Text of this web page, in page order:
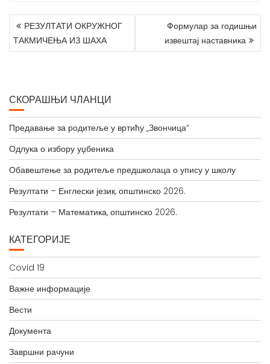
КРЕТАЊЕ
ЧЛАНКА
РЕЗУЛТАТИ ОКРУЖНОГ
ТАКМИЧЕЊА ИЗ ШАХА
Формулар за годишњи
извештај наставника
СКОРАШЊИ ЧЛАНЦИ
Предавање за родитеље у вртићу „Звончица“
Одлука о избору уџбеника
Обавештење за родитеље предшколаца о упису у школу
Резултати – Енглески језик, општинско 2026.
Резултати – Математика, општинско 2026.
КАТЕГОРИЈЕ
Covid 19
Важне информације
Вести
Документа
Завршни рачуни